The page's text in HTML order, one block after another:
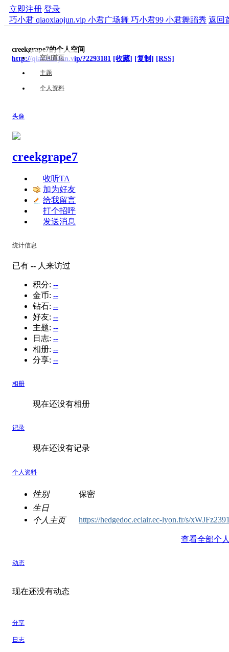
立即注册 登录
巧小君 qiaoxiaojun.vip 小君广场舞 巧小君99 小君舞蹈秀 返回
creekgrape7的个人空间
http://qiaoxiaojun.vip/?2293181 [收藏] [复制] [RSS]
空间首页
主题
个人资料
头像
creekgrape7
收听TA
加为好友
给我留言
打个招呼
发送消息
统计信息
已有 -- 人来访过
积分: --
金币: --
钻石: --
好友: --
主题: --
日志: --
相册: --
分享: --
相册
现在还没有相册
记录
现在还没有记录
个人资料
性别
保密
生日
个人主页
https://hedgedoc.eclair.ec-lyon.fr/s/
查看全部个
动态
现在还没有动态
分享
日志